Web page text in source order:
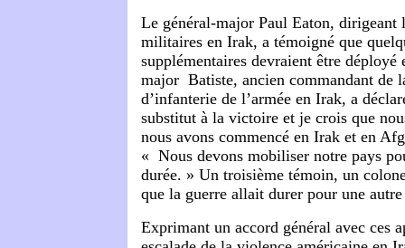
Le général-major Paul Eaton, dirigeant
militaires en Irak, a témoigné que
supplémentaires devraient être
major Batiste, ancien commandant de
d’infanterie de l’armée en Irak, a
substitut à la victoire et je crois que
nous avons commencé en Irak et en
« Nous devons mobiliser notre pays
durée. » Un troisième témoin, un
que la guerre allait durer pour une
Exprimant un accord général avec ces